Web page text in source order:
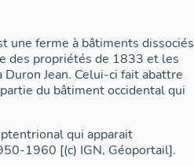
une ferme à bâtiments dissociés
des propriétés de 1833 et les
Jean. Celui-ci fait abattre
du bâtiment occidental qui
qui apparait
1960 [(c) IGN, Géoportail].